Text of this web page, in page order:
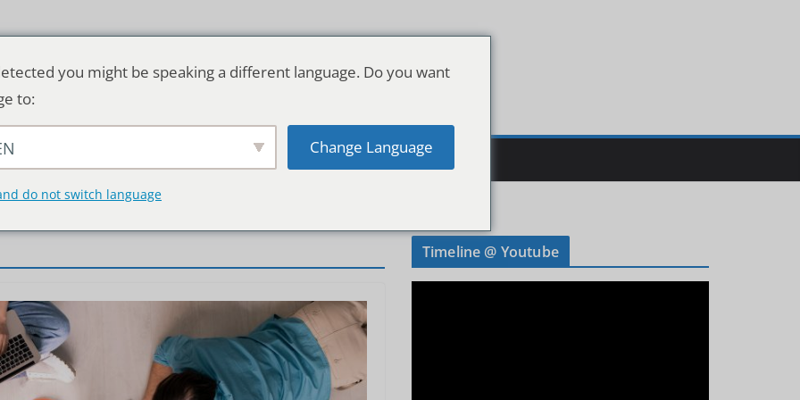
& WELT
Timeline @ Youtube
you might be speaking a different language. Do you want
to:
Change Language
do not switch language